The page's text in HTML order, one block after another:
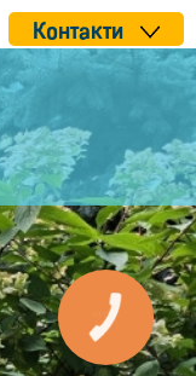
Контакти